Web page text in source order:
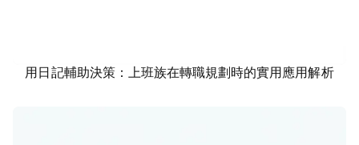
資訊科技
用日記輔助決策：上班族在轉職規劃時的實用應用解析